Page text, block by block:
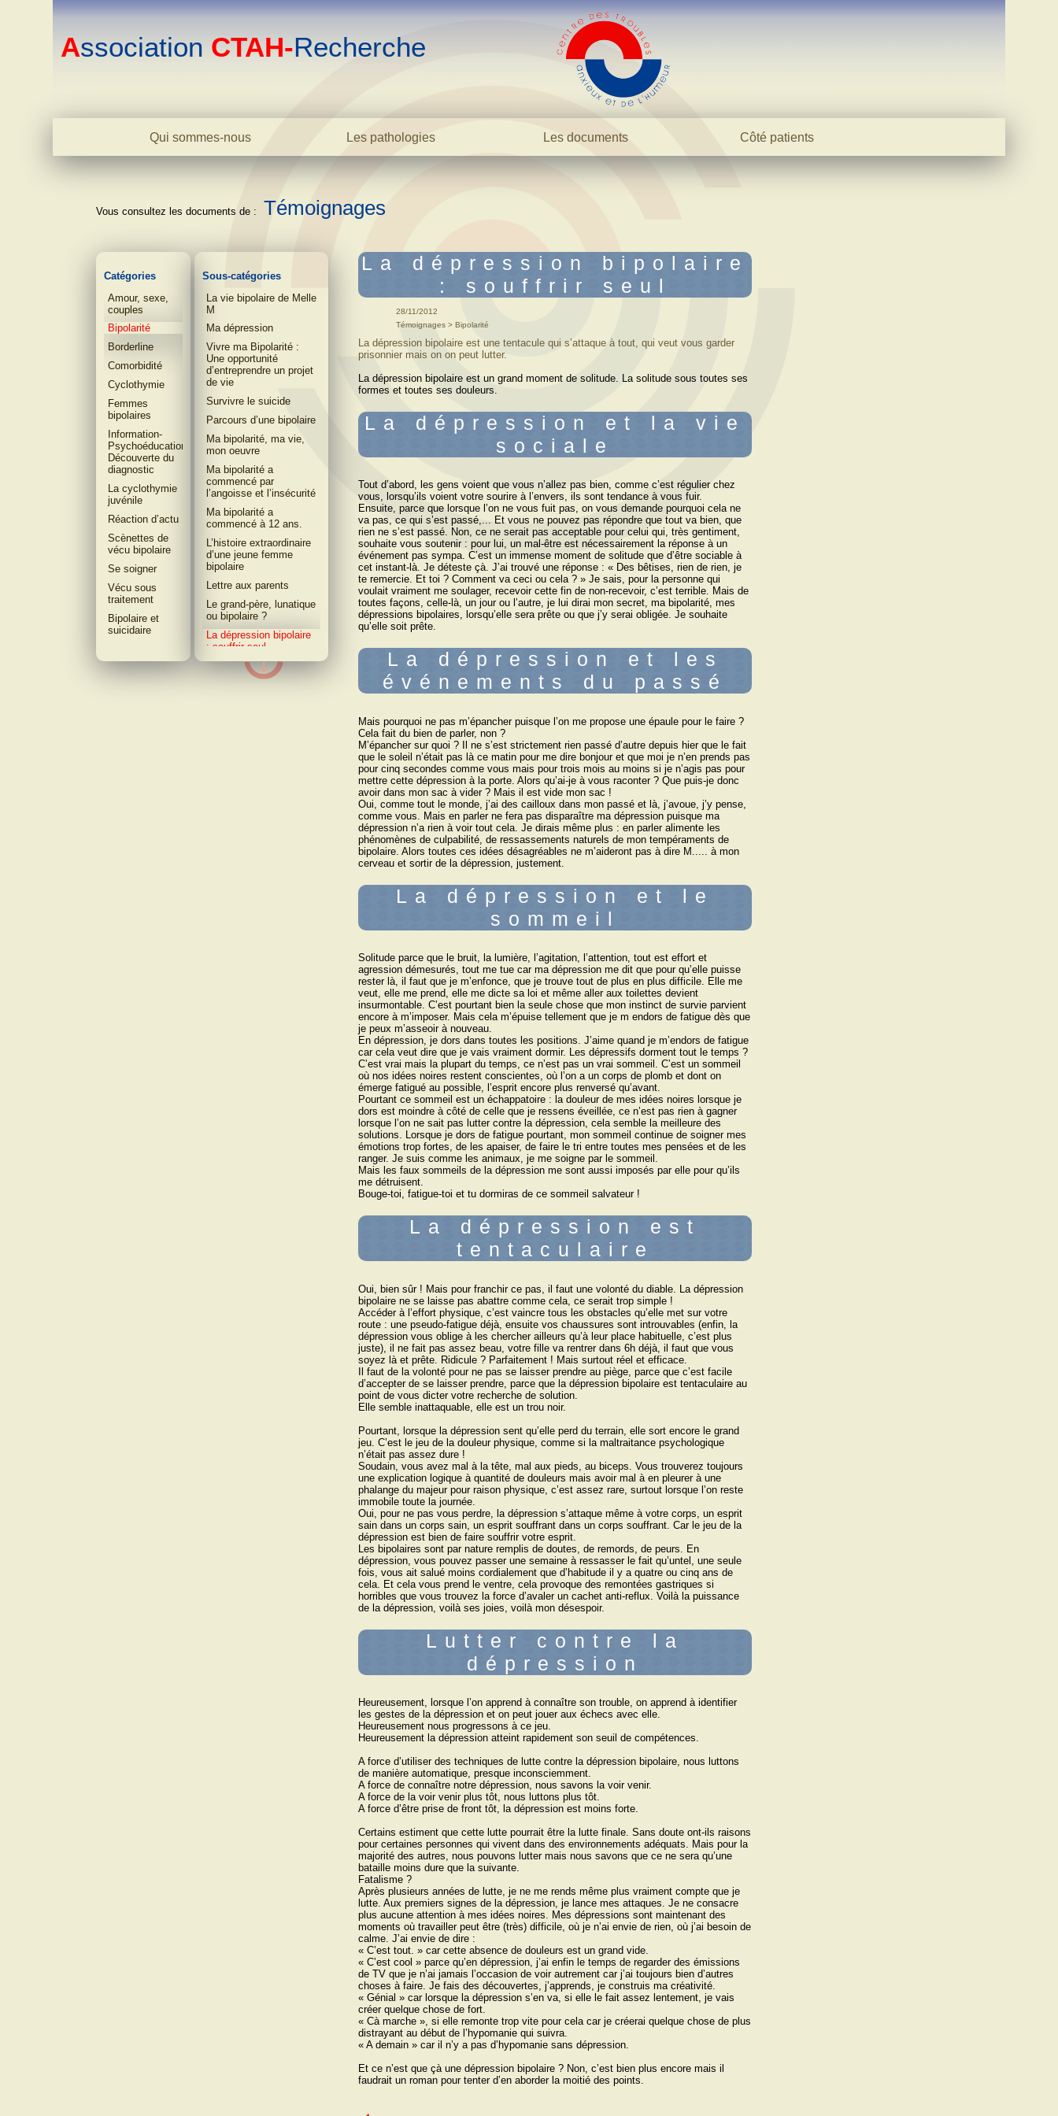
Association CTAH-Recherche
Qui sommes-nous Les pathologies
La cyclothymie
La phobie sociale
L'addiction
Dictionnaire
Les documents
Cas cliniques
Témoignages
Rechercher
Côté patients
Témoignages
Catégories
Amour, sexe,
couples
Bipolarité
Borderline
Comorbidité
Cyclothymie
Femmes
bipolaires
Information-
Psychoéducation-
Découverte du
diagnostic
La cyclothymie
juvénile
Réaction dʼactu
Scènettes de
vécu bipolaire
Se soigner
Vécu sous
traitement
Bipolaire et
suicidaire
Sous-catégories
La vie bipolaire de Melle
M
Ma dépression
Vivre ma Bipolarité :
Une opportunité
dʼentreprendre un projet
de vie
Survivre le suicide
Parcours dʼune bipolaire
Ma bipolarité, ma vie,
mon oeuvre
Ma bipolarité a
commencé par
lʼangoisse et lʼinsécurité
Ma bipolarité a
commencé à 12 ans.
L’histoire extraordinaire
d’une jeune femme
bipolaire
Lettre aux parents
Le grand-père, lunatique
ou bipolaire ?
La dépression bipolaire
: souffrir seul
J’ai 60 ans, mon
parcours a été long et
La dépression bipolaire
: souffrir seul
28/11/2012
Témoignages > Bipolarité
La dépression bipolaire est une tentacule qui sʼattaque à tout, qui veut vous garder
prisonnier mais on on peut lutter.
La dépression bipolaire est un grand moment de solitude. La solitude sous toutes ses
formes et toutes ses douleurs.
La dépression et la vie
sociale
Tout dʼabord, les gens voient que vous nʼallez pas bien, comme cʼest régulier chez
vous, lorsquʼils voient votre sourire à lʼenvers, ils sont tendance à vous fuir.
Ensuite, parce que lorsque lʼon ne vous fuit pas, on vous demande pourquoi cela ne
va pas, ce qui sʼest passé,... Et vous ne pouvez pas répondre que tout va bien, que
rien ne sʼest passé. Non, ce ne serait pas acceptable pour celui qui, très gentiment,
souhaite vous soutenir : pour lui, un mal-être est nécessairement la réponse à un
événement pas sympa. Cʼest un immense moment de solitude que dʼêtre sociable à
cet instant-là. Je déteste çà. Jʼai trouvé une réponse : « Des bêtises, rien de rien, je
te remercie. Et toi ? Comment va ceci ou cela ? » Je sais, pour la personne qui
voulait vraiment me soulager, recevoir cette fin de non-recevoir, cʼest terrible. Mais de
toutes façons, celle-là, un jour ou lʼautre, je lui dirai mon secret, ma bipolarité, mes
dépressions bipolaires, lorsquʼelle sera prête ou que jʼy serai obligée. Je souhaite
quʼelle soit prête.
La dépression et les
événements du passé
Mais pourquoi ne pas mʼépancher puisque lʼon me propose une épaule pour le faire ?
Cela fait du bien de parler, non ?
Mʼépancher sur quoi ? Il ne sʼest strictement rien passé dʼautre depuis hier que le fait
que le soleil nʼétait pas là ce matin pour me dire bonjour et que moi je nʼen prends pas
pour cinq secondes comme vous mais pour trois mois au moins si je nʼagis pas pour
mettre cette dépression à la porte. Alors quʼai-je à vous raconter ? Que puis-je donc
avoir dans mon sac à vider ? Mais il est vide mon sac !
Oui, comme tout le monde, jʼai des cailloux dans mon passé et là, jʼavoue, jʼy pense,
comme vous. Mais en parler ne fera pas disparaître ma dépression puisque ma
dépression nʼa rien à voir tout cela. Je dirais même plus : en parler alimente les
phénomènes de culpabilité, de ressassements naturels de mon tempéraments de
bipolaire. Alors toutes ces idées désagréables ne mʼaideront pas à dire M..... à mon
cerveau et sortir de la dépression, justement.
La dépression et le
sommeil
Solitude parce que le bruit, la lumière, lʼagitation, lʼattention, tout est effort et
agression démesurés, tout me tue car ma dépression me dit que pour quʼelle puisse
rester là, il faut que je mʼenfonce, que je trouve tout de plus en plus difficile. Elle me
veut, elle me prend, elle me dicte sa loi et même aller aux toilettes devient
insurmontable. Cʼest pourtant bien la seule chose que mon instinct de survie parvient
encore à mʼimposer. Mais cela mʼépuise tellement que je m endors de fatigue dès que
je peux mʼasseoir à nouveau.
En dépression, je dors dans toutes les positions. Jʼaime quand je mʼendors de fatigue
car cela veut dire que je vais vraiment dormir. Les dépressifs dorment tout le temps ?
Cʼest vrai mais la plupart du temps, ce nʼest pas un vrai sommeil. Cʼest un sommeil
où nos idées noires restent conscientes, où lʼon a un corps de plomb et dont on
émerge fatigué au possible, lʼesprit encore plus renversé quʼavant.
Pourtant ce sommeil est un échappatoire : la douleur de mes idées noires lorsque je
dors est moindre à côté de celle que je ressens éveillée, ce nʼest pas rien à gagner
lorsque lʼon ne sait pas lutter contre la dépression, cela semble la meilleure des
solutions. Lorsque je dors de fatigue pourtant, mon sommeil continue de soigner mes
émotions trop fortes, de les apaiser, de faire le tri entre toutes mes pensées et de les
ranger. Je suis comme les animaux, je me soigne par le sommeil.
Mais les faux sommeils de la dépression me sont aussi imposés par elle pour quʼils
me détruisent.
Bouge-toi, fatigue-toi et tu dormiras de ce sommeil salvateur !
La dépression est
tentaculaire
Oui, bien sûr ! Mais pour franchir ce pas, il faut une volonté du diable. La dépression
bipolaire ne se laisse pas abattre comme cela, ce serait trop simple !
Accéder à lʼeffort physique, cʼest vaincre tous les obstacles quʼelle met sur votre
route : une pseudo-fatigue déjà, ensuite vos chaussures sont introuvables (enfin, la
dépression vous oblige à les chercher ailleurs quʼà leur place habituelle, cʼest plus
juste), il ne fait pas assez beau, votre fille va rentrer dans 6h déjà, il faut que vous
soyez là et prête. Ridicule ? Parfaitement ! Mais surtout réel et efficace.
Il faut de la volonté pour ne pas se laisser prendre au piège, parce que cʼest facile
dʼaccepter de se laisser prendre, parce que la dépression bipolaire est tentaculaire au
point de vous dicter votre recherche de solution.
Elle semble inattaquable, elle est un trou noir.
Pourtant, lorsque la dépression sent quʼelle perd du terrain, elle sort encore le grand
jeu. Cʼest le jeu de la douleur physique, comme si la maltraitance psychologique
nʼétait pas assez dure !
Soudain, vous avez mal à la tête, mal aux pieds, au biceps. Vous trouverez toujours
une explication logique à quantité de douleurs mais avoir mal à en pleurer à une
phalange du majeur pour raison physique, cʼest assez rare, surtout lorsque lʼon reste
immobile toute la journée.
Oui, pour ne pas vous perdre, la dépression sʼattaque même à votre corps, un esprit
sain dans un corps sain, un esprit souffrant dans un corps souffrant. Car le jeu de la
dépression est bien de faire souffrir votre esprit.
Les bipolaires sont par nature remplis de doutes, de remords, de peurs. En
dépression, vous pouvez passer une semaine à ressasser le fait quʼuntel, une seule
fois, vous ait salué moins cordialement que dʼhabitude il y a quatre ou cinq ans de
cela. Et cela vous prend le ventre, cela provoque des remontées gastriques si
horribles que vous trouvez la force dʼavaler un cachet anti-reflux. Voilà la puissance
de la dépression, voilà ses joies, voilà mon désespoir.
Lutter contre la
dépression
Heureusement, lorsque lʼon apprend à connaître son trouble, on apprend à identifier
les gestes de la dépression et on peut jouer aux échecs avec elle.
Heureusement nous progressons à ce jeu.
Heureusement la dépression atteint rapidement son seuil de compétences.
A force dʼutiliser des techniques de lutte contre la dépression bipolaire, nous luttons
de manière automatique, presque inconsciemment.
A force de connaître notre dépression, nous savons la voir venir.
A force de la voir venir plus tôt, nous luttons plus tôt.
A force dʼêtre prise de front tôt, la dépression est moins forte.
Certains estiment que cette lutte pourrait être la lutte finale. Sans doute ont-ils raisons
pour certaines personnes qui vivent dans des environnements adéquats. Mais pour la
majorité des autres, nous pouvons lutter mais nous savons que ce ne sera quʼune
bataille moins dure que la suivante.
Fatalisme ?
Après plusieurs années de lutte, je ne me rends même plus vraiment compte que je
lutte. Aux premiers signes de la dépression, je lance mes attaques. Je ne consacre
plus aucune attention à mes idées noires. Mes dépressions sont maintenant des
moments où travailler peut être (très) difficile, où je nʼai envie de rien, où jʼai besoin de
calme. Jʼai envie de dire :
« Cʼest tout. » car cette absence de douleurs est un grand vide.
« Cʼest cool » parce quʼen dépression, jʼai enfin le temps de regarder des émissions
de TV que je nʼai jamais lʼoccasion de voir autrement car jʼai toujours bien dʼautres
choses à faire. Je fais des découvertes, jʼapprends, je construis ma créativité.
« Génial » car lorsque la dépression sʼen va, si elle le fait assez lentement, je vais
créer quelque chose de fort.
« Cà marche », si elle remonte trop vite pour cela car je créerai quelque chose de plus
distrayant au début de lʼhypomanie qui suivra.
« A demain » car il nʼy a pas dʼhypomanie sans dépression.
Et ce nʼest que çà une dépression bipolaire ? Non, cʼest bien plus encore mais il
faudrait un roman pour tenter dʼen aborder la moitié des points.